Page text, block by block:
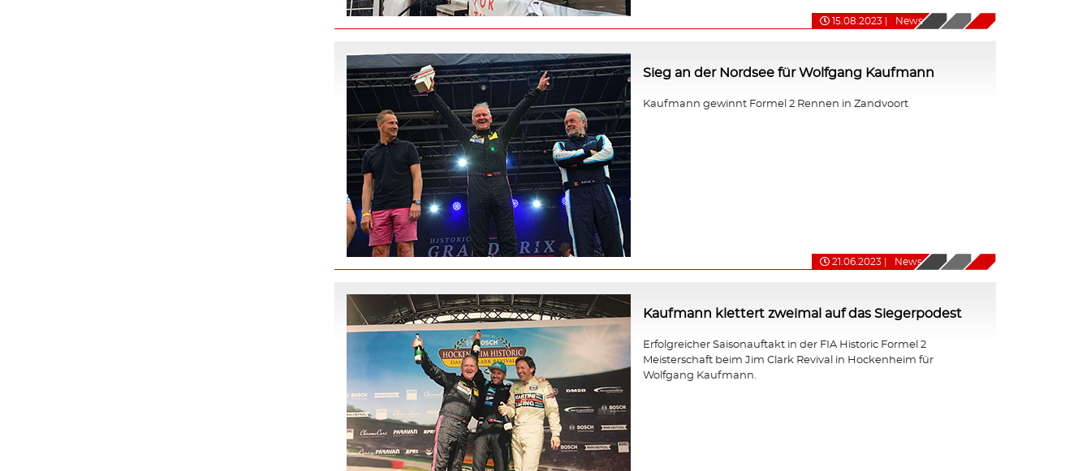
15.08.2023 News
Sieg an der Nordsee für Wolfgang Kaufmann
Kaufmann gewinnt Formel 2 Rennen in Zandvoort
21.06.2023 News
Kaufmann klettert zweimal auf das Siegerpodest
Erfolgreicher Saisonauftakt in der FIA Historic Formel 2
Meisterschaft beim Jim Clark Revival in Hockenheim für
Wolfgang Kaufmann.